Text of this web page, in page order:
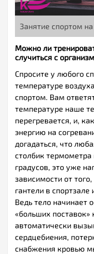
Занятие спортом
Можно ли
случиться с
Спросите у любого
температуре
спортом. Вам
температуре наше
перегревается, и,
энергию на
догадаться, что
столбик
градусов, это уже
зависимости от
гантели в спортзале
Ведь тело начинает
«больших поставок»
автоматически
сердцебиения,
снабжения кровью